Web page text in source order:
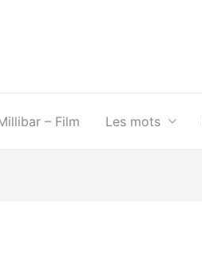
– Film Les mots